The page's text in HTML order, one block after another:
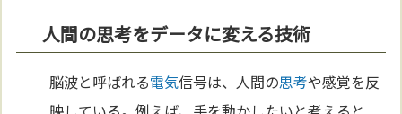
人間の思考をデータに変える技術
脳波と呼ばれる電気信号は、人間の思考や感覚を反